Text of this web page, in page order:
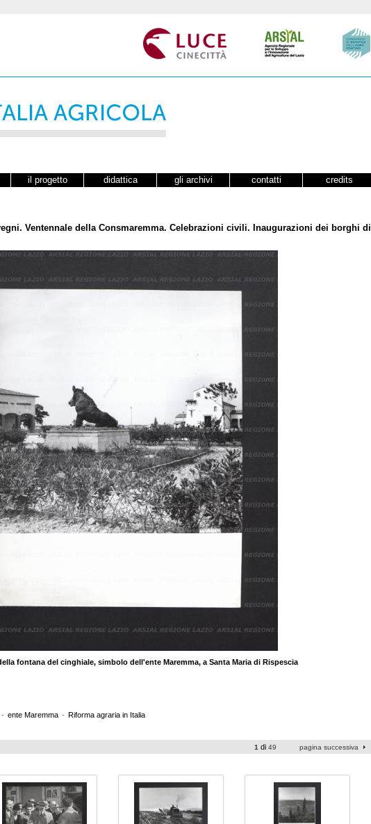
il progetto didattica gli archivi contatti credits
Ventennale della Consmaremma. Celebrazioni civili. Inaugurazioni dei borghi di
fontana del cinghiale, simbolo dell'ente Maremma, a Santa Maria di Rispescia
- ente Maremma - Riforma agraria in Italia
1 di 49 pagina successiva